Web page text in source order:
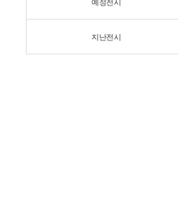
예정전시
지난전시